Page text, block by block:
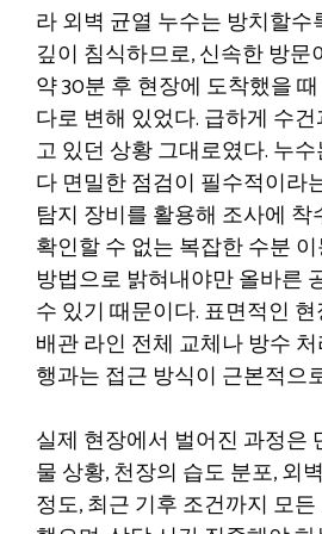
라 외벽 균열 누수는 방치할수
깊이 침식하므로, 신속한 방문
약 30분 후 현장에 도착했을
다로 변해 있었다. 급하게 수
고 있던 상황 그대로였다. 누
다 면밀한 점검이 필수적이라
탐지 장비를 활용해 조사에
확인할 수 없는 복잡한 수분
방법으로 밝혀내야만 올바른
수 있기 때문이다. 표면적인
배관 라인 전체 교체나 방수
행과는 접근 방식이 근본적으
실제 현장에서 벌어진 과정은
물 상황, 천장의 습도 분포, 외
정도, 최근 기후 조건까지 모